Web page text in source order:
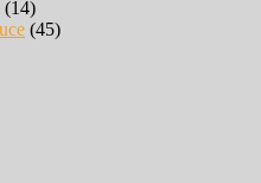
(14)
(45)